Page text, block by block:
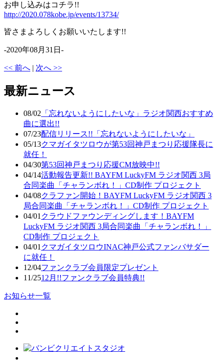
お申し込みはコチラ!!
http://2020.078kobe.jp/events/13734/
皆さまよろしくお願いいたします!!
-2020年08月31日-
<< 前へ | 次へ >>
最新ニュース
08/02 「忘れないようにしたいな」ラジオ関西おすすめ
曲に選出!!
07/23配信リリース!!「忘れないようにしたいな」
05/13クマガイタツロウが第53回神戸まつり応援隊長に
就任！
04/30第53回神戸まつり応援CM放映中!!
04/14活動報告更新!! BAYFM LuckyFM ラジオ関西 3局
合同楽曲「チャランボれ！」CD制作 プロジェクト
04/08クラファン開始！BAYFM LuckyFM ラジオ関西 3
局合同楽曲「チャランボれ！」CD制作 プロジェクト
04/01 クラウドファウンディングします！BAYFM
LuckyFM ラジオ関西 3局合同楽曲「チャランボれ！」
CD制作 プロジェクト
04/01 クマガイタツロウINAC神戸公式ファンバサダー
に就任！
12/04ファンクラブ会員限定プレゼント
11/2512月!!ファンクラブ会員特典!!
お知らせ一覧